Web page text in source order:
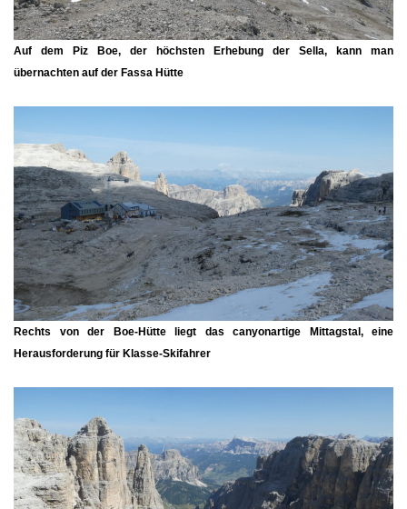
Auf dem Piz Boe, der höchsten Erhebung der Sella, kann man
übernachten auf der Fassa Hütte
Rechts von der Boe-Hütteliegt das canyonartige Mittagstal, eine
Herausforderung für Klasse-Skifahrer